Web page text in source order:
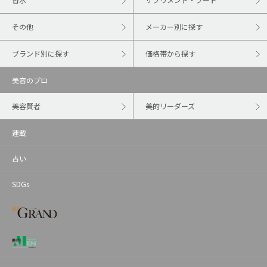
その他 メーカー別に探す
ブランド別に探す 価格帯から探す
美容のプロ
美容賢者 美的リーダーズ
連載
占い
SDGs